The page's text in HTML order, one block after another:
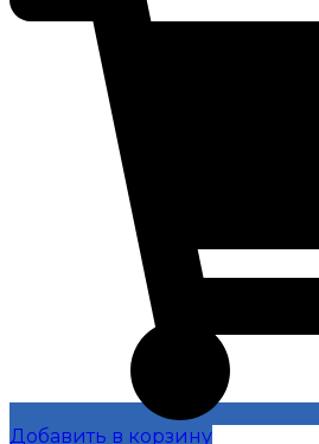
Добавить в корзину